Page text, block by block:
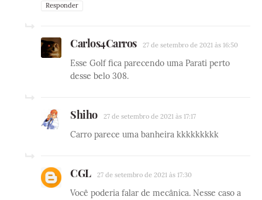
Responder
Carlos4Carros 27 de setembro de 2021 às 16:50
Esse Golf fica parecendo uma Parati perto
desse belo 308.
Shiho 27 de setembro de 2021 às 17:17
Carro parece uma banheira kkkkkkkkk
CGL 27 de setembro de 2021 às 17:30
Você poderia falar de mecânica. Nesse caso a